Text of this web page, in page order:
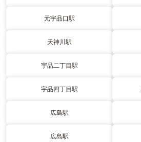
元宇品口駅
天神川駅
宇品二丁目駅
宇品四丁目駅
広島駅
広島駅